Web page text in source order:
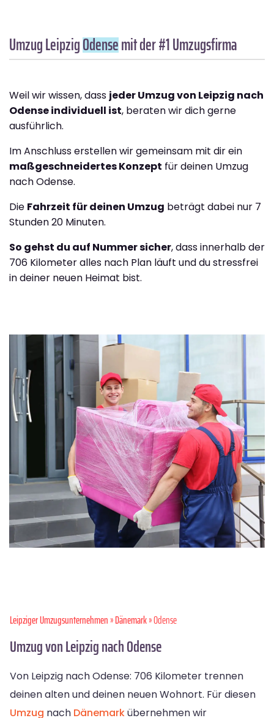
Umzug LeipzigOdensemit der #1 Umzugsfirma
Weil wir wissen, dass jeder Umzug von Leipzig nach
Odense individuell ist, beraten wir dich gerne
ausführlich.
Im Anschluss erstellen wir gemeinsam mit dir ein
maßgeschneidertes Konzept für deinen Umzug
nach Odense.
Die Fahrzeit für deinen Umzug beträgt dabei nur 7
Stunden 20 Minuten.
So gehst du auf Nummer sicher, dass innerhalb der
706 Kilometer alles nach Plan läuft und du stressfrei
in deiner neuen Heimat bist.
Leipziger Umzugsunternehmen»Dänemark» Odense
Umzug von Leipzig nach Odense
Von Leipzig nach Odense: 706 Kilometer trennen
deinen alten und deinen neuen Wohnort. Für diesen
Umzug nach Dänemarkübernehmen wir